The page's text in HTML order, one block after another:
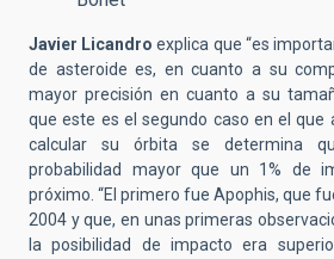
Javier Licandro explica que “es
de asteroide es, en cuanto a su
mayor precisión en cuanto a su
que este es el segundo caso en el que
calcular su órbita se determina
probabilidad mayor que un 1% de
próximo. “El primero fue Apophis, que
2004 y que, en unas primeras
la posibilidad de impacto era